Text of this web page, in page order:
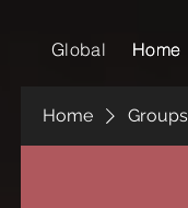
Global Home
Home
Home Groups